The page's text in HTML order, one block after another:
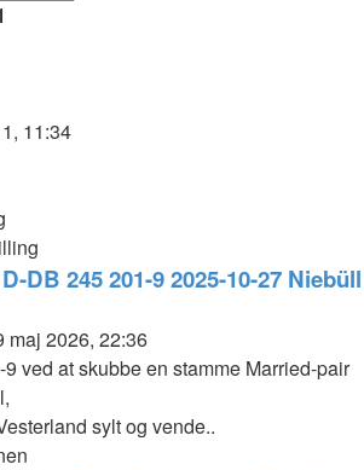
11:34
DB 245 201-9 2025-10-27 Niebüll
maj 2026, 22:36
ved at skubbe en stamme Married-pair
sylt og vende..